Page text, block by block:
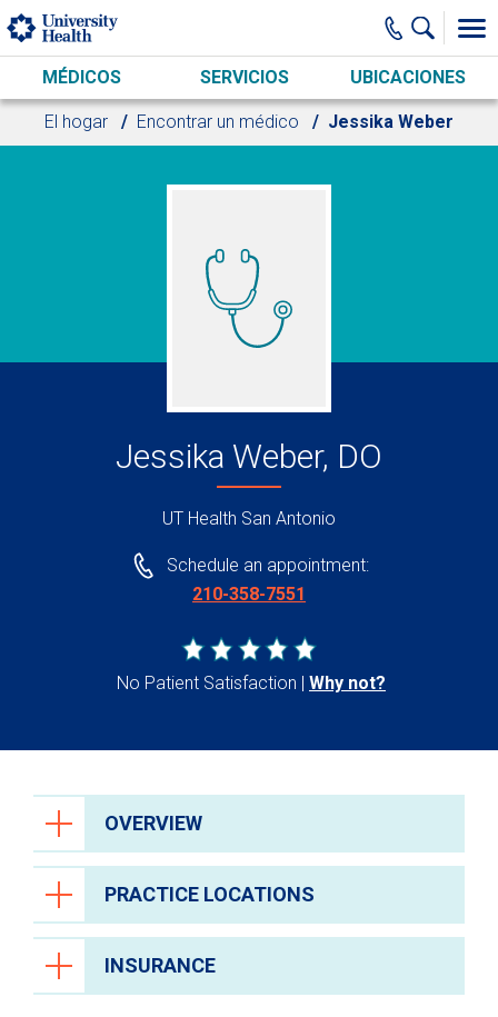
Skip to main content
MÉDICOS SERVICIOS UBICACIONES
El hogar Encontrar un médico Jessika Weber
Jessika Weber, DO
UT Health San Antonio
Schedule an appointment:
210-358-7551
No Patient Satisfaction Why not?
OVERVIEW
PRACTICE LOCATIONS
INSURANCE